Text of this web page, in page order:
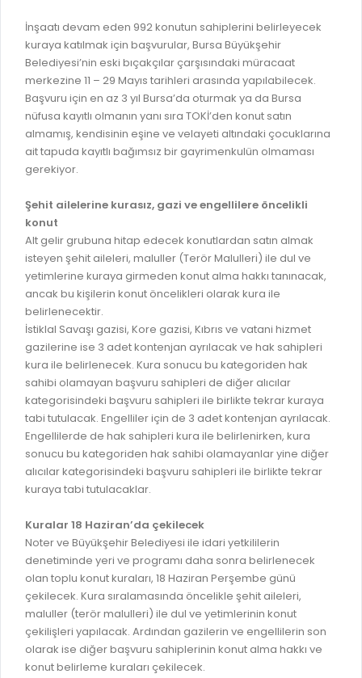
MECLİS ÜYELERİ
KOMİSYON ÜYELERİ
MECLİS KARARLARI
MECLİS GÜNDEMİ VE KARAR ÖZETLERİ
YAYIN / PLAN / RAPOR
STRATEJİK PLANLAR
PERFORMANS PROGRAMI
BÜTÇE
FAALİYET RAPORLARI
KESİN HESAPLAR
GELİR TARİFESİ
İMAR PLANI DEĞİŞİKLİKLERİ
FOTOĞRAF GALERİSİ
BURSA GÜNLÜĞÜ DERGİSİ
AYKOME KARARLARI
BURSA YAYINLARI
YÖNETİM SİSTEMLERİ
VİZYON & MİSYON
POLİTİKALARIMIZ
ENTEGRE YÖNETIM SISTEMI
KALITE BELGELERIMIZ
KVKK AYDINLATMA METNI
ORKESTRA KAYIT
SEYAHAT KARTI SORGULAMA
BURSA AKADEMİ
ÜCRETSİZ WİFİ NOKTALARI
İTFAİYE RAPORU
İTFAİYE OLAY KAYDI BAŞVURUSU
BADEM KAYIT
İHALE İLANLARI
DOĞRUDAN TEMİN İLANLARI
EVRAK TAKİBİ
MEZARLIK BİLGİ SİSTEMİ
GENEL EVRAK KAYIT
LOKMA DAĞITIM İZNİ BAŞVURUSU
BAĞLANTILAR
WEB - MOBIL UYGULAMALARIMIZ
E-DEVLET KAPISI
NÖBETÇİ ECZANELER
HAL FİYATLARI
SANAL TURLAR
KURUMLAR
İnşaatı devam eden 992 konutun sahiplerini belirleyecek
kuraya katılmak için başvurular, Bursa Büyükşehir
Belediyesi’nin eski bıçakçılar çarşısındaki müracaat
merkezine 11 – 29 Mayıs tarihleri arasında yapılabilecek.
Başvuru için en az 3 yıl Bursa’da oturmak ya da Bursa
nüfusa kayıtlı olmanın yanı sıra TOKİ’den konut satın
almamış, kendisinin eşine ve velayeti altındaki çocuklarına
ait tapuda kayıtlı bağımsız bir gayrimenkulün olmaması
gerekiyor.
Şehit ailelerine kurasız, gazi ve engellilere öncelikli
konut
Alt gelir grubuna hitap edecek konutlardan satın almak
isteyen şehit aileleri, maluller (Terör Malulleri) ile dul ve
yetimlerine kuraya girmeden konut alma hakkı tanınacak,
ancak bu kişilerin konut öncelikleri olarak kura ile
belirlenecektir.
İstiklal Savaşı gazisi, Kore gazisi, Kıbrıs ve vatani hizmet
gazilerine ise 3 adet kontenjan ayrılacak ve hak sahipleri
kura ile belirlenecek. Kura sonucu bu kategoriden hak
sahibi olamayan başvuru sahipleri de diğer alıcılar
kategorisindeki başvuru sahipleri ile birlikte tekrar kuraya
tabi tutulacak. Engelliler için de 3 adet kontenjan ayrılacak.
Engellilerde de hak sahipleri kura ile belirlenirken, kura
sonucu bu kategoriden hak sahibi olamayanlar yine diğer
alıcılar kategorisindeki başvuru sahipleri ile birlikte tekrar
kuraya tabi tutulacaklar.
Kuralar 18 Haziran’da çekilecek
Noter ve Büyükşehir Belediyesi ile idari yetkililerin
denetiminde yeri ve programı daha sonra belirlenecek
olan toplu konut kuraları, 18 Haziran Perşembe günü
çekilecek. Kura sıralamasında öncelikle şehit aileleri,
maluller (terör malulleri) ile dul ve yetimlerinin konut
çekilişleri yapılacak. Ardından gazilerin ve engellilerin son
olarak ise diğer başvuru sahiplerinin konut alma hakkı ve
konut belirleme kuraları çekilecek.